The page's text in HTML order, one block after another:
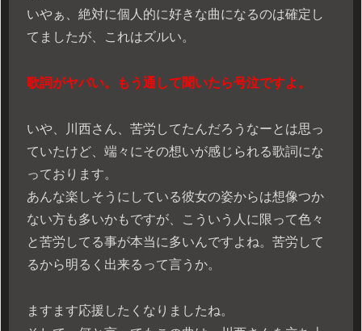
いやぁ、絶対に個人的に好きな曲になるのは確定し
てましたが、これはズルい。
歌詞がヤバい。もう通して聞いたら号泣ですよ。
いや、川西さん、苦労してたんだろうなーとは思っ
ていたけど、端々にその想いが感じられる歌詞にな
っております。
あんな楽しそうにしている彼女の姿からは想像つか
ない方も多いかもですが、こういう人に限って色々
と苦労してる事が本当に多いんですよね。苦労して
るから明るく出来るって言うか。
ますます応援したくなりましたね。